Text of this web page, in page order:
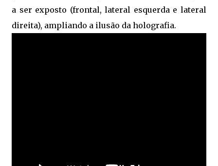
a ser exposto (frontal, lateral esquerda e lateral
direita), ampliando a ilusão da holografia.